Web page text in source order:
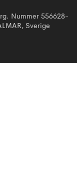
Nummer 556628-
Sverige